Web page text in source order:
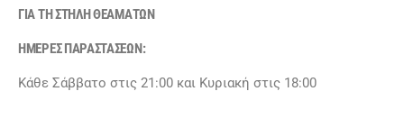
ΓΙΑ ΤΗ ΣΤΗΛΗ ΘΕΑΜΑΤΩΝ
ΗΜΕΡΕΣ ΠΑΡΑΣΤΑΣΕΩΝ:
Κάθε Σάββατο στις 21:00 και Κυριακή στις 18:00